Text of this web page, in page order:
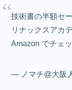
技術書の半額セ
リナックスアカ
Amazon でチェ
— ノマチ@大阪